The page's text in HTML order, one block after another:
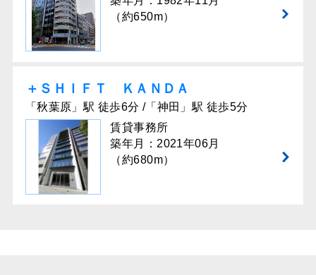
（約650m）
＋ＳＨＩＦＴ ＫＡＮＤＡ
「秋葉原」駅 徒歩6分 /「神田」駅 徒歩5分
賃貸事務所
築年月：2021年06月
（約680m）